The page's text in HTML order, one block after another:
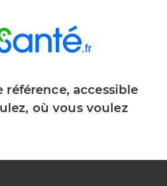
référence, accessible
où vous voulez